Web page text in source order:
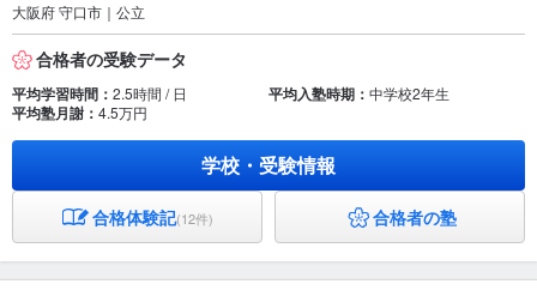
駅・路線から探す
大阪府 守口市｜公立
合格者の受験データ
平均学習時間： 2.5時間 / 日 平均入塾時期： 中学校2年生
平均塾月謝： 4.5万円
学校・受験情報
合格体験記(12件) 合格者の塾